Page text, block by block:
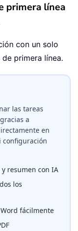
primera línea
con un solo
primera línea.
las tareas
a
en
configuración
resumen con IA
los
fácilmente